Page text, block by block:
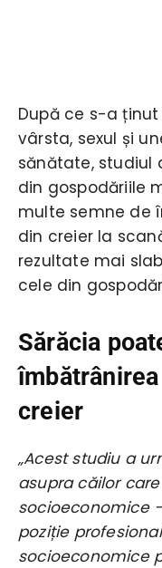
După ce s-a
vârsta, sexul și
sănătate, studiul
din gospodăriile
multe semne de
din creier la
rezultate mai
cele din
Sărăcia
creier
„Acest studiu a
asupra căilor
socioeconomice
poziție
socioeconomice